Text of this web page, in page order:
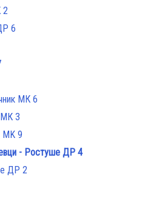
2
6
МК 6
МК 3
9
- Ростуше ДР 4
ДР 2